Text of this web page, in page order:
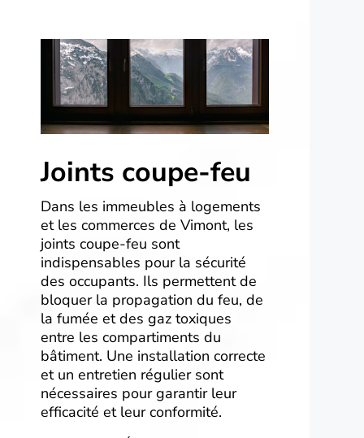
Joints coupe-feu
Dans les immeubles à logements
et les commerces de Vimont, les
joints coupe-feu sont
indispensables pour la sécurité
des occupants. Ils permettent de
bloquer la propagation du feu, de
la fumée et des gaz toxiques
entre les compartiments du
bâtiment. Une installation correcte
et un entretien régulier sont
nécessaires pour garantir leur
efficacité et leur conformité.